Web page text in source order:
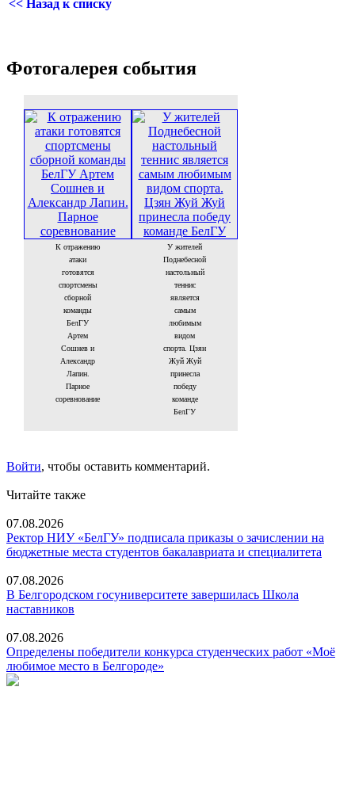
<< Назад к списку
Фотогалерея события
К отражению
атаки
готовятся
спортсмены
сборной
команды
БелГУ
Артем
Сошнев и
Александр
Лапин.
Парное
соревнование
У жителей
Поднебесной
настольный
теннис
является
самым
любимым
видом
спорта. Цзян
Жуй Жуй
принесла
победу
команде
БелГУ
Войти, чтобы оставить комментарий.
Читайте также
07.08.2026
Ректор НИУ «БелГУ» подписала приказы о зачислении на
бюджетные места студентов бакалавриата и специалитета
07.08.2026
В Белгородском госуниверситете завершилась Школа
наставников
07.08.2026
Определены победители конкурса студенческих работ «Моё
любимое место в Белгороде»